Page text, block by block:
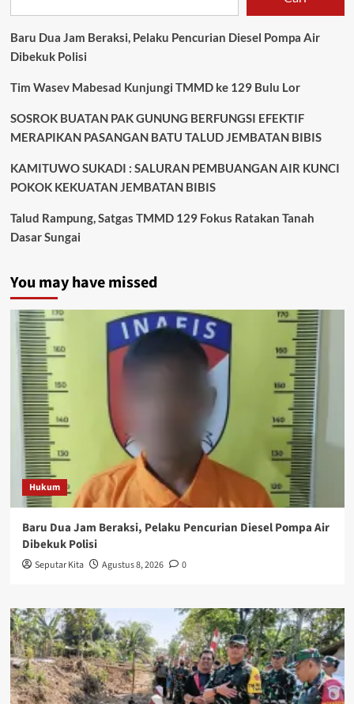
Baru Dua Jam Beraksi, Pelaku Pencurian Diesel Pompa Air
Dibekuk Polisi
Tim Wasev Mabesad Kunjungi TMMD ke 129 Bulu Lor
SOSROK BUATAN PAK GUNUNG BERFUNGSI EFEKTIF
MERAPIKAN PASANGAN BATU TALUD JEMBATAN BIBIS
KAMITUWO SUKADI : SALURAN PEMBUANGAN AIR KUNCI
POKOK KEKUATAN JEMBATAN BIBIS
Talud Rampung, Satgas TMMD 129 Fokus Ratakan Tanah
Dasar Sungai
You may have missed
Hukum
Baru Dua Jam Beraksi, Pelaku Pencurian Diesel Pompa Air
Dibekuk Polisi
Seputar Kita Agustus 8, 2026 0